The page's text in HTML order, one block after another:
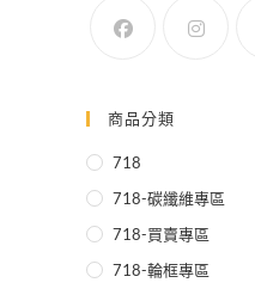
商品分類
718
718-碳纖維專區
718-買賣專區
718-輪框專區